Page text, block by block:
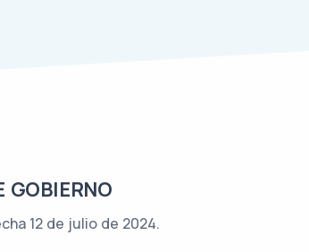
GOBIERNO
12 de julio de 2024.